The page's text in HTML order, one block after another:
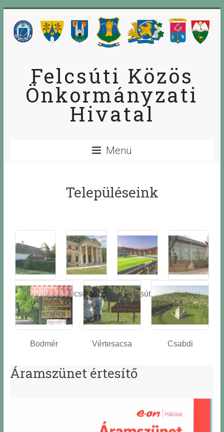
Felcsúti Közös
Önkormányzati
Hivatal
Menü
Településeink
Óbarok
Alcsútdobo
z
Felcsút Tabajd
Bodmér Vértesacsa Csabdi
Áramszünet értesítő